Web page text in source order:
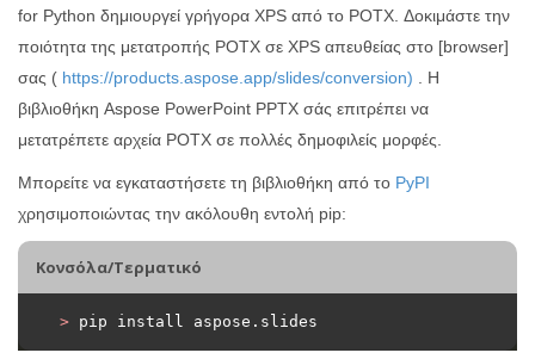
for Python δημιουργεί γρήγορα XPS από το POTX. Δοκιμάστε την
ποιότητα της μετατροπής POTX σε XPS απευθείας στο [browser]
σας ( https://products.aspose.app/slides/conversion) . Η
βιβλιοθήκη Aspose PowerPoint PPTX σάς επιτρέπει να
μετατρέπετε αρχεία POTX σε πολλές δημοφιλείς μορφές.
Μπορείτε να εγκαταστήσετε τη βιβλιοθήκη από το PyPI
χρησιμοποιώντας την ακόλουθη εντολή pip:
Κονσόλα/Τερματικό
> pip install aspose.slides